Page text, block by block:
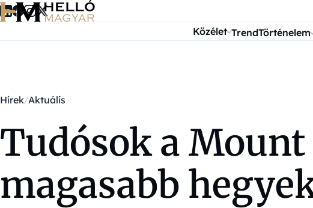
Ugrás a tartalomra
Közélet TrendTörténelem
Hírek Aktuális
Tudósok a
magasabb